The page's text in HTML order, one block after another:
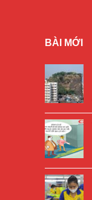
BÀI MỚI